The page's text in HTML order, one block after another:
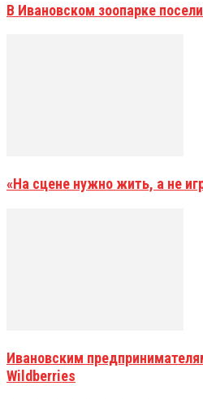
В Ивановском зоопарке
«На сцене нужно жить, а не
Ивановским
Wildberries